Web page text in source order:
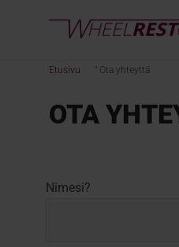
Etusivu " Ota yhteyttä
OTA
Nimesi?